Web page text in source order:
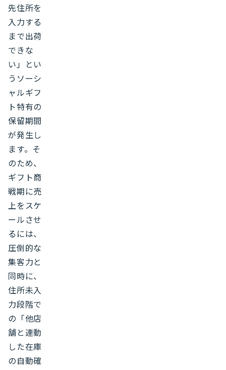
先住所を
入力する
まで出荷
できな
い」とい
うソーシ
ャルギフ
ト特有の
保留期間
が発生し
ます。そ
のため、
ギフト商
戦期に売
上をスケ
ールさせ
るには、
圧倒的な
集客力と
同時に、
住所未入
力段階で
の「他店
舗と連動
した在庫
の自動確